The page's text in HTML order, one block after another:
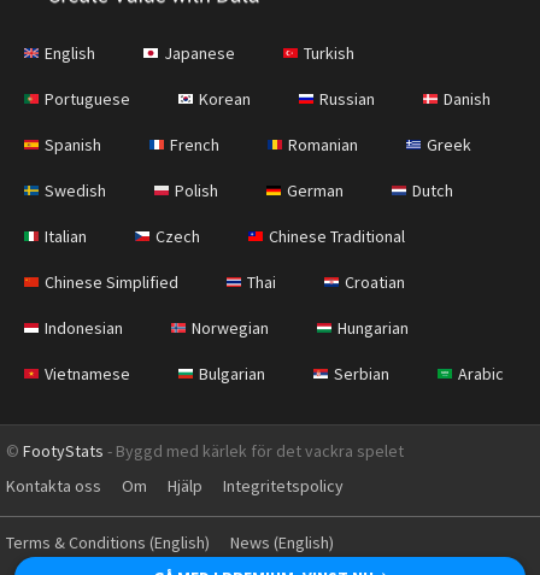
English Japanese Turkish
Portuguese Korean Russian Danish
Spanish French Romanian Greek
Swedish Polish German Dutch
Italian Czech Chinese Traditional
Chinese Simplified Thai Croatian
Indonesian Norwegian Hungarian
Vietnamese Bulgarian Serbian Arabic
© FootyStats - Byggd med kärlek för det vackra spelet
Kontakta oss
Om Hjälp Integritetspolicy
Terms & Conditions (English)
News (English)